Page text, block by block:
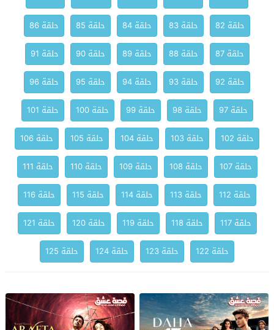
حلقة 82
حلقة 83 حلقة 84 حلقة 85
حلقة 86
حلقة 87
حلقة 88 حلقة 89 حلقة 90
حلقة 91
حلقة 92
حلقة 93 حلقة 94 حلقة 95
حلقة 96
حلقة 97
حلقة 98 حلقة 99 حلقة 100
حلقة 101
حلقة 102
حلقة 103 حلقة 104 حلقة 105
حلقة 106
حلقة 107
حلقة 108 حلقة 109 حلقة 110
حلقة 111
حلقة 112
حلقة 113 حلقة 114 حلقة 115
حلقة 116
حلقة 117
حلقة 118 حلقة 119 حلقة 120
حلقة 121
حلقة 122
حلقة 123 حلقة 124 حلقة 125